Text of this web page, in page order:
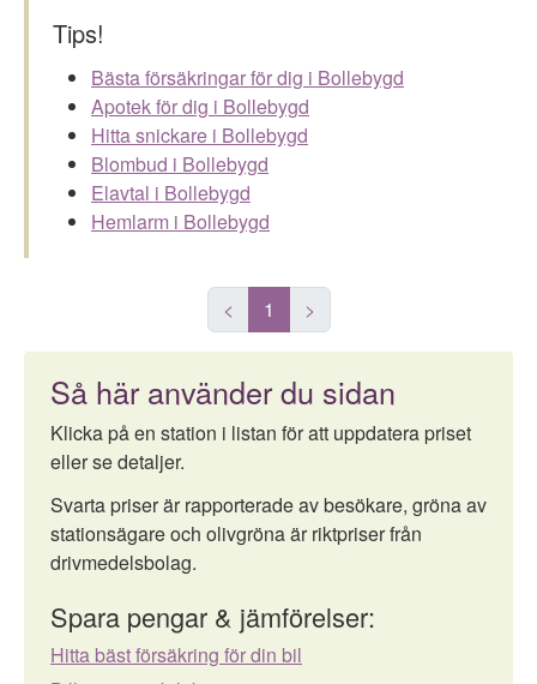
Tips!
Bästa försäkringar för dig i Bollebygd
Apotek för dig i Bollebygd
Hitta snickare i Bollebygd
Blombud i Bollebygd
Elavtal i Bollebygd
Hemlarm i Bollebygd
< 1 >
Så här använder du sidan
Klicka på en station i listan för att uppdatera priset
eller se detaljer.
Svarta priser är rapporterade av besökare, gröna av
stationsägare och olivgröna är riktpriser från
drivmedelsbolag.
Spara pengar & jämförelser:
Hitta bäst försäkring för din bil